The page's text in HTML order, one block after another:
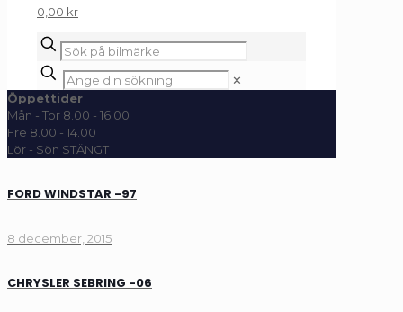
0,00 kr
✕
Öppettider
Mån - Tor 8.00 - 16.00
Fre 8.00 - 14.00
Lör - Sön STÄNGT
FORD WINDSTAR -97
8 december, 2015
CHRYSLER SEBRING -06